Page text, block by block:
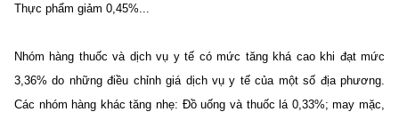
Thực phẩm giảm 0,45%...
Nhóm hàng thuốc và dịch vụ y tế có mức tăng khá cao khi đạt mức
3,36% do những điều chỉnh giá dịch vụ y tế của một số địa phương.
Các nhóm hàng khác tăng nhẹ: Đồ uống và thuốc lá 0,33%; may mặc,